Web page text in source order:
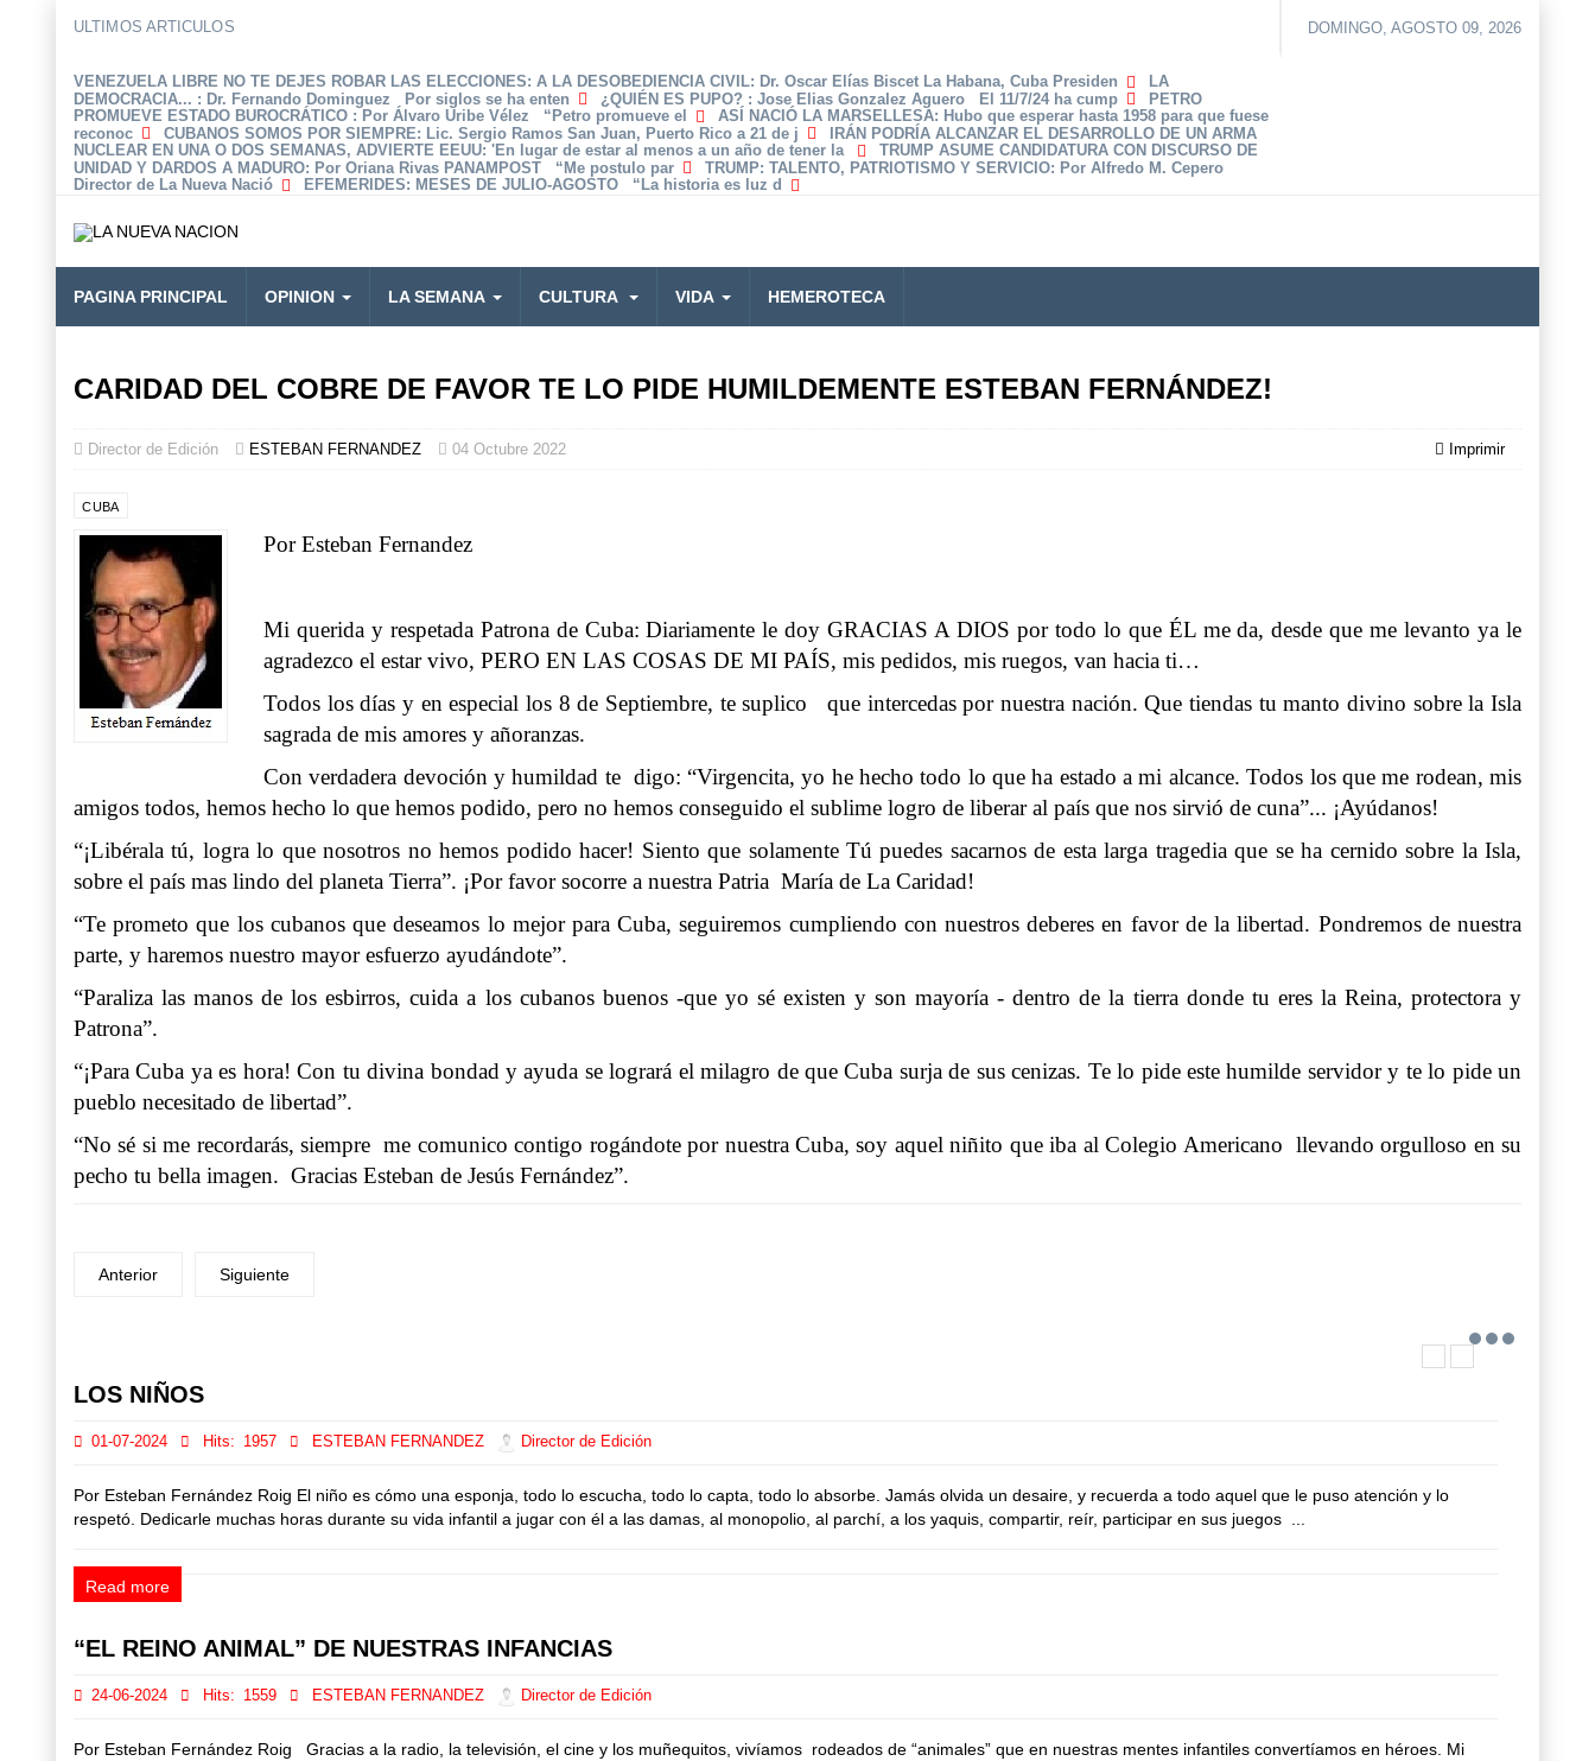
ULTIMOS ARTICULOS
VENEZUELA LIBRE NO TE DEJES ROBAR LAS ELECCIONES: A LA DESOBEDIENCIA CIVIL: Dr. Oscar Elías Biscet La Habana, Cuba Presiden
LA
DEMOCRACIA... : Dr. Fernando Dominguez Por siglos se ha enten ¿QUIÉN ES PUPO? : Jose Elias Gonzalez Aguero El 11/7/24 ha cump
PETRO
PROMUEVE ESTADO BUROCRÁTICO : Por Álvaro Uribe Vélez “Petro promueve el ASÍ NACIÓ LA MARSELLESA: Hubo que esperar hasta 1958 para que fuese
reconoc
CUBANOS SOMOS POR SIEMPRE: Lic. Sergio Ramos San Juan, Puerto Rico a 21 de j
IRÁN PODRÍA ALCANZAR EL DESARROLLO DE UN ARMA
NUCLEAR EN UNA O DOS SEMANAS, ADVIERTE EEUU: 'En lugar de estar al menos a un año de tener la
TRUMP ASUME CANDIDATURA CON DISCURSO DE
UNIDAD Y DARDOS A MADURO: Por Oriana Rivas PANAMPOST “Me postulo par TRUMP: TALENTO, PATRIOTISMO Y SERVICIO: Por Alfredo M. Cepero
Director de La Nueva Nació
EFEMERIDES: MESES DE JULIO-AGOSTO “La historia es luz d
DOMINGO, AGOSTO 09, 2026
PAGINA PRINCIPAL OPINION LA SEMANA CULTURA VIDA HEMEROTECA
CARIDAD DEL COBRE DE FAVOR TE LO PIDE HUMILDEMENTE ESTEBAN FERNÁNDEZ!
Imprimir
Director de Edición ESTEBAN FERNANDEZ 04 Octubre 2022
CUBA
Por Esteban Fernandez
Mi querida y respetada Patrona de Cuba: Diariamente le doy GRACIAS A DIOS por todo lo que ÉL me da, desde que me levanto ya le
agradezco el estar vivo, PERO EN LAS COSAS DE MI PAÍS, mis pedidos, mis ruegos, van hacia ti…
Todos los días y en especial los 8 de Septiembre, te suplico que intercedas por nuestra nación. Que tiendas tu manto divino sobre la Isla
sagrada de mis amores y añoranzas.
Con verdadera devoción y humildad te digo: “Virgencita, yo he hecho todo lo que ha estado a mi alcance. Todos los que me rodean, mis
amigos todos, hemos hecho lo que hemos podido, pero no hemos conseguido el sublime logro de liberar al país que nos sirvió de cuna”... ¡Ayúdanos!
“¡Libérala tú, logra lo que nosotros no hemos podido hacer! Siento que solamente Tú puedes sacarnos de esta larga tragedia que se ha cernido sobre la Isla,
sobre el país mas lindo del planeta Tierra”. ¡Por favor socorre a nuestra Patria María de La Caridad!
“Te prometo que los cubanos que deseamos lo mejor para Cuba, seguiremos cumpliendo con nuestros deberes en favor de la libertad. Pondremos de nuestra
parte, y haremos nuestro mayor esfuerzo ayudándote”.
“Paraliza las manos de los esbirros, cuida a los cubanos buenos -que yo sé existen y son mayoría - dentro de la tierra donde tu eres la Reina, protectora y
Patrona”.
“¡Para Cuba ya es hora! Con tu divina bondad y ayuda se logrará el milagro de que Cuba surja de sus cenizas. Te lo pide este humilde servidor y te lo pide un
pueblo necesitado de libertad”.
“No sé si me recordarás, siempre me comunico contigo rogándote por nuestra Cuba, soy aquel niñito que iba al Colegio Americano llevando orgulloso en su
pecho tu bella imagen. Gracias Esteban de Jesús Fernández”.
Anterior Siguiente
LOS NIÑOS
01-07-2024 Hits: 1957 ESTEBAN FERNANDEZ Director de Edición
Por Esteban Fernández Roig El niño es cómo una esponja, todo lo escucha, todo lo capta, todo lo absorbe. Jamás olvida un desaire, y recuerda a todo aquel que le puso atención y lo
respetó. Dedicarle muchas horas durante su vida infantil a jugar con él a las damas, al monopolio, al parchí, a los yaquis, compartir, reír, participar en sus juegos ...
Read more
“EL REINO ANIMAL” DE NUESTRAS INFANCIAS
24-06-2024 Hits: 1559 ESTEBAN FERNANDEZ Director de Edición
Por Esteban Fernández Roig Gracias a la radio, la televisión, el cine y los muñequitos, vivíamos rodeados de “animales” que en nuestras mentes infantiles convertíamos en héroes. Mi